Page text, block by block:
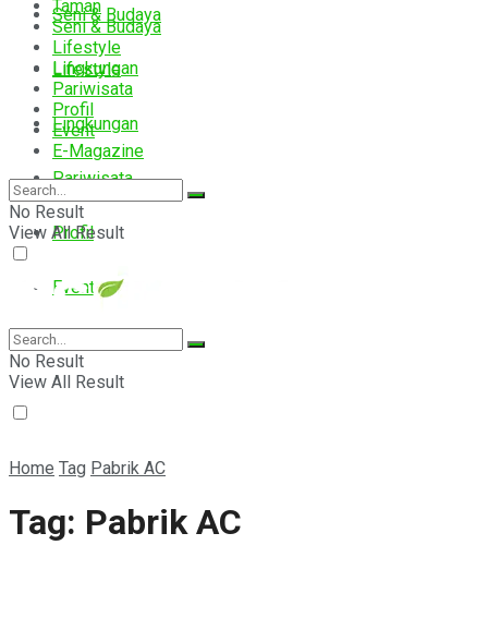
Seni & Budaya
Lifestyle
Lingkungan
Pariwisata
Profil
Event
E-Magazine
Taman
Seni & Budaya
Lifestyle
Lingkungan
Pariwisata
Profil
Event
E-Magazine
No Result
View All Result
No Result
View All Result
Home Tag Pabrik AC
Tag: Pabrik AC